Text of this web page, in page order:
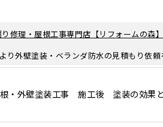
修理・屋根工事専門店【リフォームの森】
外壁塗装・ベランダ防水の見積もり依頼
・外壁塗装工事 施工後 塗装の効果と